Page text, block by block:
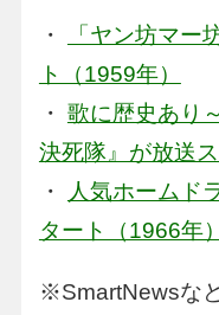
・
「ヤン坊マー
ト（1959年）
・ 歌に歴史あり
決死隊』が放送
・
人気ホームド
タート（1966年）
※SmartNewsな